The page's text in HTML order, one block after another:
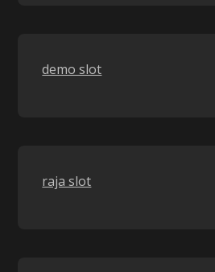
demo slot
raja slot